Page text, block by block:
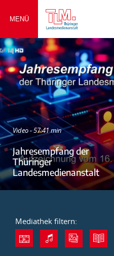
MENÜ
Video - 57:41 min
Jahresempfang der
Thüringer
Landesmedienanstalt
Mediathek filtern: